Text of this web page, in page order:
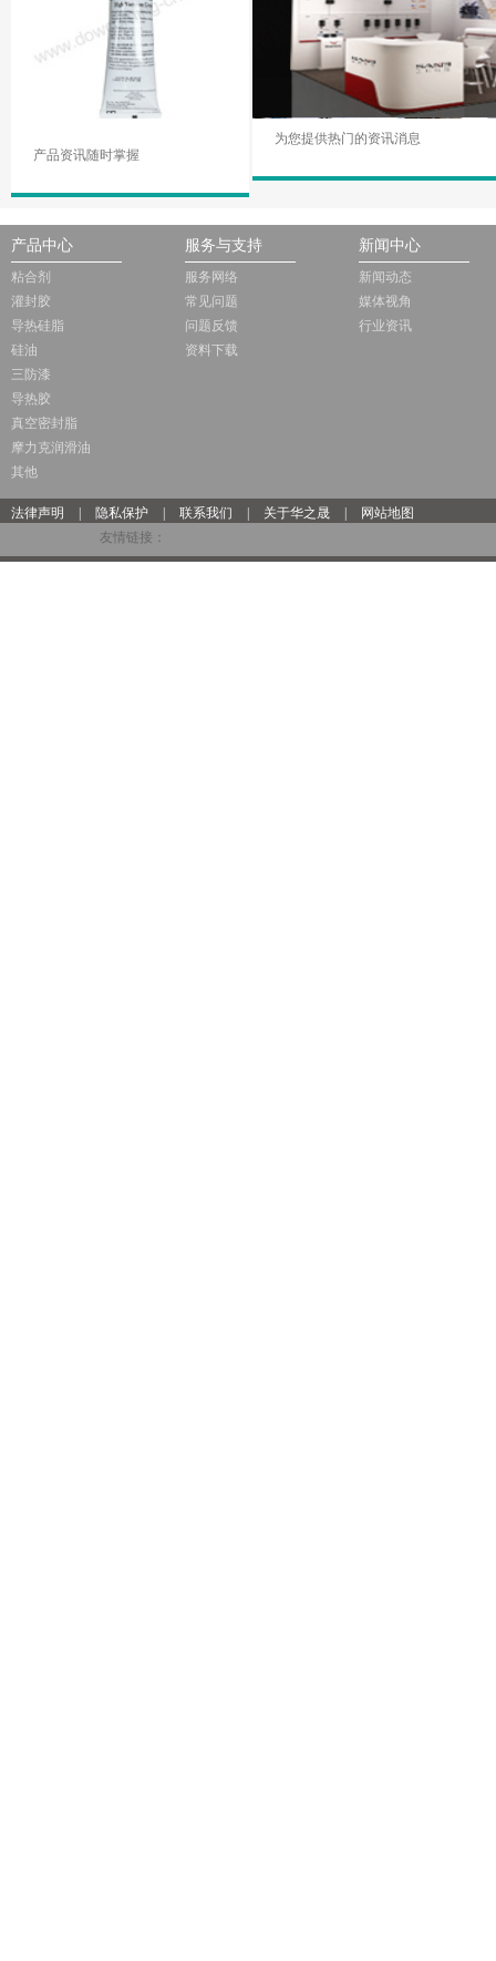
产品资讯随时掌握
为您提供热门的资讯消息
产品中心
粘合剂
灌封胶
导热硅脂
硅油
三防漆
导热胶
真空密封脂
摩力克润滑油
其他
服务与支持
服务网络
常见问题
问题反馈
资料下载
新闻中心
新闻动态
媒体视角
行业资讯
法律声明 隐私保护 联系我们 关于华之晟
网站地图
友情链接：